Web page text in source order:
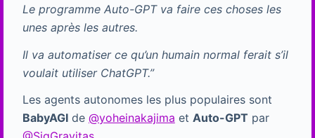
Le programme Auto-GPT va faire ces choses les
unes après les autres.
Il va automatiser ce qu’un humain normal ferait s’il
voulait utiliser ChatGPT.”
Les agents autonomes les plus populaires sont
BabyAGIde @yoheinakajima et Auto-GPT par